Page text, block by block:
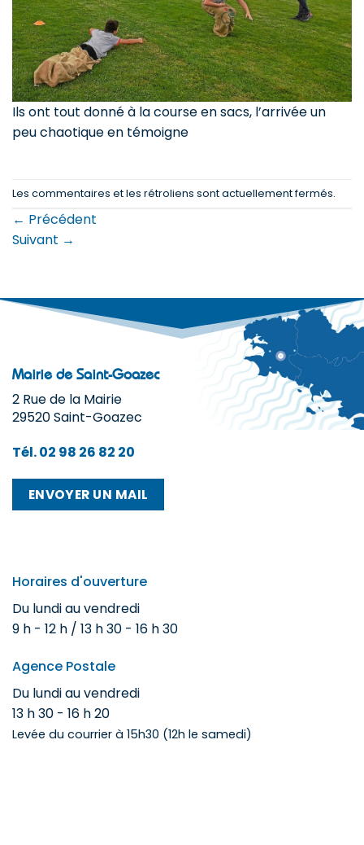
Ils ont tout donné à la course en sacs, l’arrivée un
peu chaotique en témoigne
Les commentaires et les rétroliens sont actuellement fermés.
← Précédent
Suivant →
Mairie de Saint-Goazec
2 Rue de la Mairie
29520 Saint-Goazec
Tél. 02 98 26 82 20
ENVOYER UN MAIL
Horaires d'ouverture
Du lundi au vendredi
9 h - 12 h / 13 h 30 - 16 h 30
Agence Postale
Du lundi au vendredi
13 h 30 - 16 h 20
Levée du courrier à 15h30 (12h le samedi)